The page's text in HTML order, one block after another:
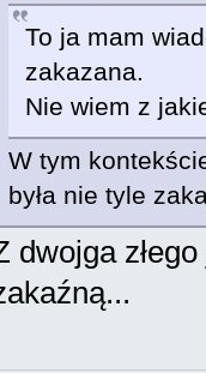
To ja mam
zakazana.
Nie wiem z
W tym
była nie tyle
dwojga